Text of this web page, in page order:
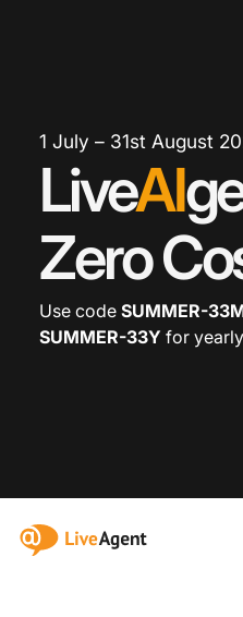
1 July – 31st August
LiveAI
Zero
Use code SUMMER-
SUMMER-33Y for
:site.title